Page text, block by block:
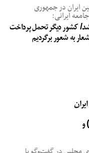
ایران در جمهوری
ایرانی:
شد/ کشور دیگر تحمل پرداخت
به شعور برگردیم
و